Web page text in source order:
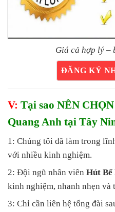
Giá cả hợp lý –
ĐĂNG KÝ
V: Tại sao NÊN
Quang Anh tại Tây
1: Chúng tôi đã làm trong
với nhiều kinh nghiệm.
2: Đội ngũ nhân viên Hút Bể
kinh nghiệm, nhanh nhẹn và
3: Chỉ cần liên hệ tổng đài